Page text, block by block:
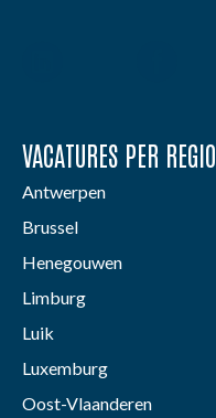
VACATURES PER REGIO
Antwerpen
Brussel
Henegouwen
Limburg
Luik
Luxemburg
Oost-Vlaanderen